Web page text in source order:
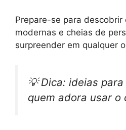
Prepare-se para descobrir
modernas e cheias de
surpreender em qualquer
💡 Dica: ideias
quem adora usar o